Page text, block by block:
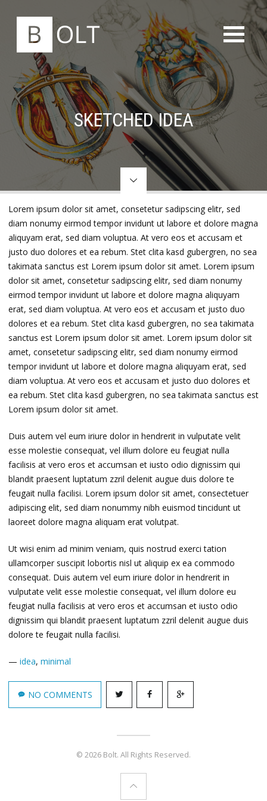
SKETCHED IDEA
Lorem ipsum dolor sit amet, consetetur sadipscing elitr, sed
diam nonumy eirmod tempor invidunt ut labore et dolore magna
aliquyam erat, sed diam voluptua. At vero eos et accusam et
justo duo dolores et ea rebum. Stet clita kasd gubergren, no sea
takimata sanctus est Lorem ipsum dolor sit amet. Lorem ipsum
dolor sit amet, consetetur sadipscing elitr, sed diam nonumy
eirmod tempor invidunt ut labore et dolore magna aliquyam
erat, sed diam voluptua. At vero eos et accusam et justo duo
dolores et ea rebum. Stet clita kasd gubergren, no sea takimata
sanctus est Lorem ipsum dolor sit amet. Lorem ipsum dolor sit
amet, consetetur sadipscing elitr, sed diam nonumy eirmod
tempor invidunt ut labore et dolore magna aliquyam erat, sed
diam voluptua. At vero eos et accusam et justo duo dolores et
ea rebum. Stet clita kasd gubergren, no sea takimata sanctus est
Lorem ipsum dolor sit amet.
Duis autem vel eum iriure dolor in hendrerit in vulputate velit
esse molestie consequat, vel illum dolore eu feugiat nulla
facilisis at vero eros et accumsan et iusto odio dignissim qui
blandit praesent luptatum zzril delenit augue duis dolore te
feugait nulla facilisi. Lorem ipsum dolor sit amet, consectetuer
adipiscing elit, sed diam nonummy nibh euismod tincidunt ut
laoreet dolore magna aliquam erat volutpat.
Ut wisi enim ad minim veniam, quis nostrud exerci tation
ullamcorper suscipit lobortis nisl ut aliquip ex ea commodo
consequat. Duis autem vel eum iriure dolor in hendrerit in
vulputate velit esse molestie consequat, vel illum dolore eu
feugiat nulla facilisis at vero eros et accumsan et iusto odio
dignissim qui blandit praesent luptatum zzril delenit augue duis
dolore te feugait nulla facilisi.
— idea, minimal
NO COMMENTS
© 2026 Bolt. All Rights Reserved.